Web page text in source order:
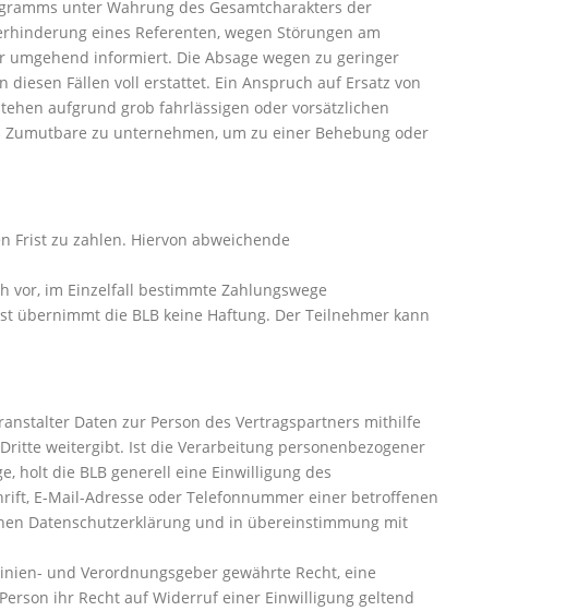
unter Wahrung des Gesamtcharakters der
eines Referenten, wegen Störungen am
informiert. Die Absage wegen zu geringer
Fällen voll erstattet. Ein Anspruch auf Ersatz von
aufgrund grob fahrlässigen oder vorsätzlichen
zu unternehmen, um zu einer Behebung oder
Frist zu zahlen. Hiervon abweichende
vor, im Einzelfall bestimmte Zahlungswege
übernimmt die BLB keine Haftung. Der Teilnehmer kann
Daten zur Person des Vertragspartners mithilfe
weitergibt. Ist die Verarbeitung personenbezogener
holt die BLB generell eine Einwilligung des
E-Mail-Adresse oder Telefonnummer einer betroffenen
Datenschutzerklärung und in übereinstimmung mit
und Verordnungsgeber gewährte Recht, eine
ihr Recht auf Widerruf einer Einwilligung geltend